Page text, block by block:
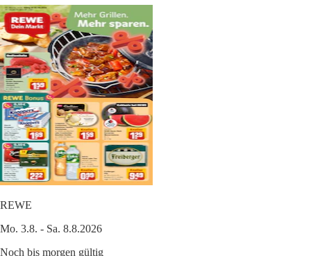
REWE
Mo. 3.8. - Sa. 8.8.2026
Noch bis morgen gültig